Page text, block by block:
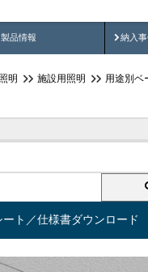
製品情報
製品動画 納入
納
明 施設用照明 用途別ベ
ト／仕様書ダウンロード